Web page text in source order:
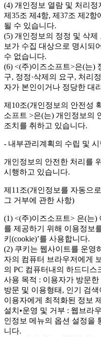
(4) 개인정보 열람 및 처리정
제35조 제4항, 제37조 제2
될 수 있습니다.
(5) 개인정보의 정정 및 삭
보가 수집 대상으로 명시되
수 없습니다.
(6) <(주)이즈소프트>은(는)
구, 정정·삭제의 요구, 처리
자가 본인이거나 정당한 대
제10조(개인정보의 안전성
소프트 >은(는) 개인정보의
조치를 취하고 있습니다.
- 내부관리계획의 수립 및 시
개인정보의 안전한 처리를
시행하고 있습니다.
제11조(개인정보를 자동으
그 거부에 관한 사항)
(1) <(주)이즈소프트> 은(는
를 제공하기 위해 이용정보
키(cookie)’를 사용합니다.
(2) 쿠키는 웹사이트를 운영
자의 컴퓨터 브라우저에게
의 PC 컴퓨터내의 하드디스
사용 목적 : 이용자가 방문
방문 및 이용형태, 인기 검
이용자에게 최적화된 정보
설치•운영 및 거부 : 웹브라
인정보 메뉴의 옵션 설정을
니다.